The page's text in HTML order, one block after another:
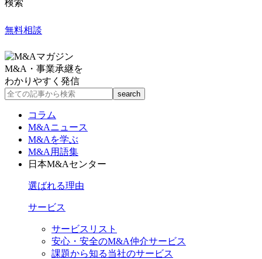
検索
無料相談
M&A・事業承継を
わかりやすく発信
コラム
M&Aニュース
M&Aを学ぶ
M&A用語集
日本M&Aセンター
選ばれる理由
サービス
サービスリスト
安心・安全のM&A仲介サービス
課題から知る当社のサービス